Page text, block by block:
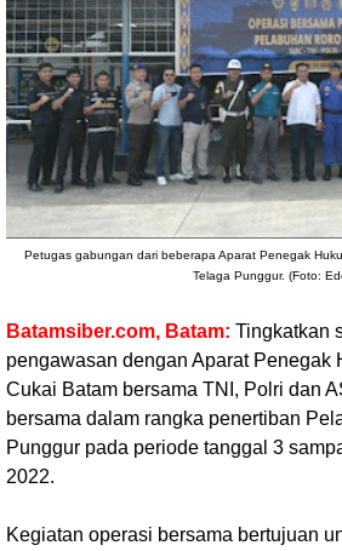
Petugas gabungan dari beberapa Aparat Penegak
Telaga Punggur. (Foto:
Batamsiber.com, Batam: Tingkatkan
pengawasan dengan Aparat Penegak
Cukai Batam bersama TNI, Polri dan
bersama dalam rangka penertiban
Punggur pada periode tanggal 3
2022.
Kegiatan operasi bersama bertujuan